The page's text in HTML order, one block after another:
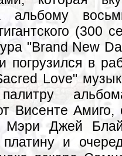
альбому
(300
"Brand New
погрузился в
Love"
Висенте
Мэри Джей
и